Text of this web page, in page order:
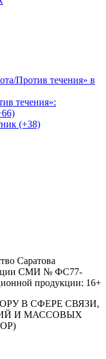
Против течения» в
течения»:
(+38)
Саратова
СМИ № ФС77-
продукции: 16+
В СФЕРЕ СВЯЗИ,
И МАССОВЫХ